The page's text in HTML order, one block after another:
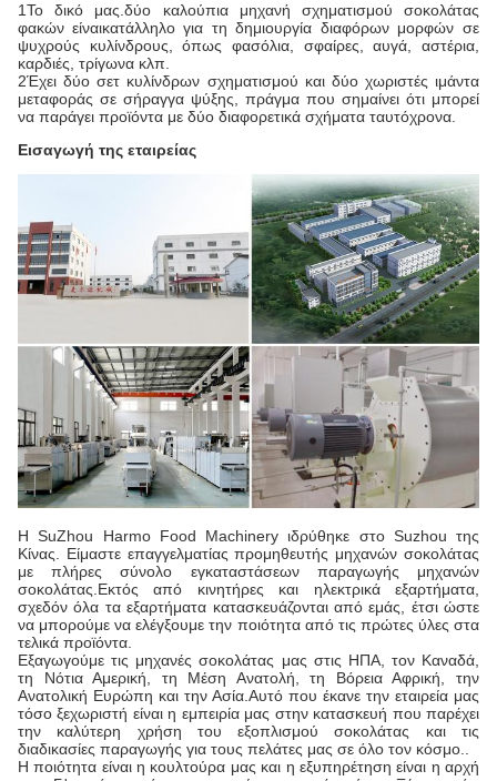
1Το δικό μας.δύο καλούπια μηχανή σχηματισμού σοκολάτας
φακών είναικατάλληλο για τη δημιουργία διαφόρων μορφών σε
ψυχρούς κυλίνδρους, όπως φασόλια, σφαίρες, αυγά, αστέρια,
καρδιές, τρίγωνα κλπ.
2Έχει δύο σετ κυλίνδρων σχηματισμού και δύο χωριστές ιμάντα
μεταφοράς σε σήραγγα ψύξης, πράγμα που σημαίνει ότι μπορεί
να παράγει προϊόντα με δύο διαφορετικά σχήματα ταυτόχρονα.
Εισαγωγή της εταιρείας
Η SuZhou Harmo Food Machinery ιδρύθηκε στο Suzhou της
Κίνας. Είμαστε επαγγελματίας προμηθευτής μηχανών σοκολάτας
με πλήρες σύνολο εγκαταστάσεων παραγωγής μηχανών
σοκολάτας.Εκτός από κινητήρες και ηλεκτρικά εξαρτήματα,
σχεδόν όλα τα εξαρτήματα κατασκευάζονται από εμάς, έτσι ώστε
να μπορούμε να ελέγξουμε την ποιότητα από τις πρώτες ύλες στα
τελικά προϊόντα.
Εξαγωγούμε τις μηχανές σοκολάτας μας στις ΗΠΑ, τον Καναδά,
τη Νότια Αμερική, τη Μέση Ανατολή, τη Βόρεια Αφρική, την
Ανατολική Ευρώπη και την Ασία.Αυτό που έκανε την εταιρεία μας
τόσο ξεχωριστή είναι η εμπειρία μας στην κατασκευή που παρέχει
την καλύτερη χρήση του εξοπλισμού σοκολάτας και τις
διαδικασίες παραγωγής για τους πελάτες μας σε όλο τον κόσμο..
Η ποιότητα είναι η κουλτούρα μας και η εξυπηρέτηση είναι η αρχή